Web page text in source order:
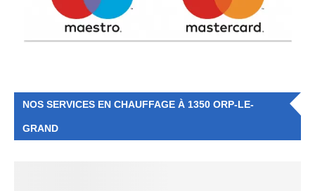
NOS SERVICES EN CHAUFFAGE À 1350 ORP-LE-
GRAND